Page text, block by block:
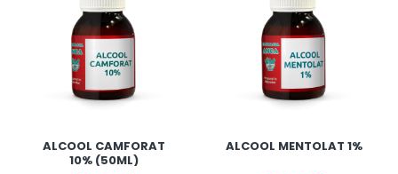
ALCOOL CAMFORAT
10% (50ML)
ALCOOL MENTOLAT 1%